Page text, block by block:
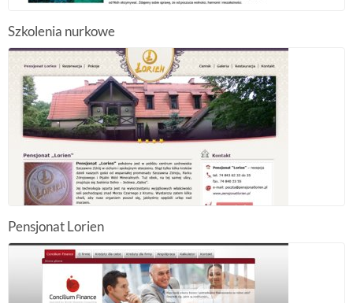
Szkolenia nurkowe
Pensjonat Lorien